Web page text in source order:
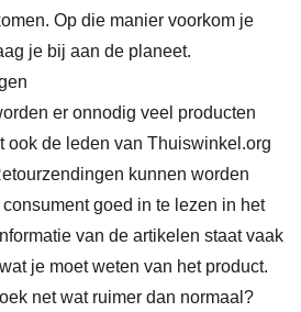
Op die manier voorkom je
je bij aan de planeet.
er onnodig veel producten
ook de leden van Thuiswinkel.org
kunnen worden
goed in te lezen in het
van de artikelen staat vaak
je moet weten van het product.
net wat ruimer dan normaal?